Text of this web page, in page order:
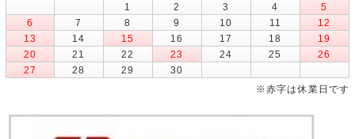
1
2 3 4
5
6
7 8 9 10 11
12
13
14 15 16 17 18
19
20
21 22 23 24 25
26
27
28 29
30
※赤字は休業日です